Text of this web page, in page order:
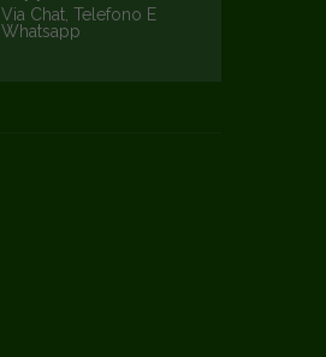
Via Chat, Telefono E
Whatsapp